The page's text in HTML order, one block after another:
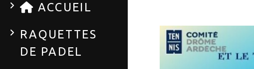
ACCUEIL
RAQUETTES
DE PADEL